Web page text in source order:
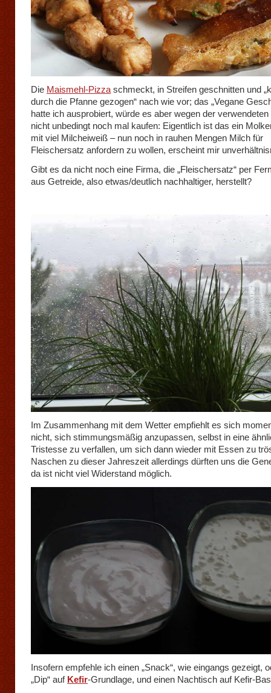
Die Maismehl-Pizza schmeckt, in Streifen geschnitten und
durch die Pfanne gezogen“ nach wie vor; das „Vegane
hatte ich ausprobiert, würde es aber wegen der verwendeten
nicht unbedingt noch mal kaufen: Eigentlich ist das ein
mit viel Milcheiweiß – nun noch in rauhen Mengen Milch für
Fleischersatz anfordern zu wollen, erscheint mir
Gibt es da nicht noch eine Firma, die „Fleischersatz“ per
aus Getreide, also etwas/deutlich nachhaltiger, herstellt?
Im Zusammenhang mit dem Wetter empfiehlt es sich
nicht, sich stimmungsmäßig anzupassen, selbst in eine
Tristesse zu verfallen, um sich dann wieder mit Essen zu
Naschen zu dieser Jahreszeit allerdings dürften uns die
da ist nicht viel Widerstand möglich.
Insofern empfehle ich einen „Snack“, wie eingangs gezeigt,
„Dip“ auf Kefir-Grundlage, und einen Nachtisch auf Kefir-